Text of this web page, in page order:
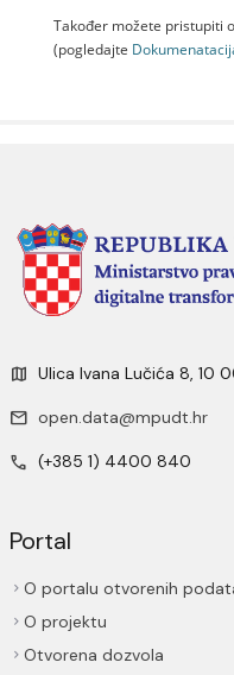
Također možete pristupiti
(pogledajte